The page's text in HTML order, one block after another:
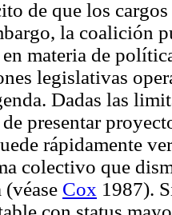
de que los
la coalición
en materia de
legislativas
Dadas las
presentar
rápidamente
colectivo que
(véase Cox 1987).